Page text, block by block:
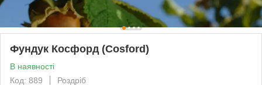
Фундук Косфорд (Сosford)
В наявності
Код: 889
Роздріб